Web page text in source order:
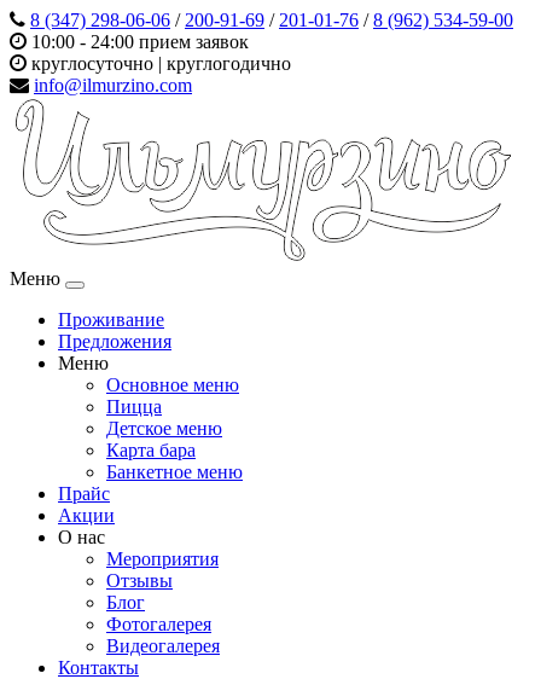
8 (347) 298‑06‑06 / 200-91-69 / 201-01-76 /8 (962) 534‑59‑00
10:00 - 24:00 прием заявок
круглосуточно | круглогодично
info@ilmurzino.com
Меню
Проживание
Предложения
Меню
Основное меню
Пицца
Детское меню
Карта бара
Банкетное меню
Прайс
Акции
О нас
Мероприятия
Отзывы
Блог
Фотогалерея
Видеогалерея
Контакты